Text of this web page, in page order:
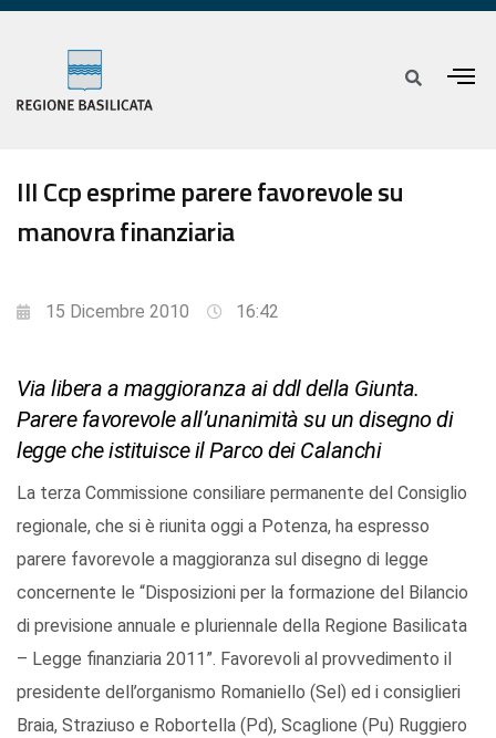
III Ccp esprime parere favorevole su
manovra finanziaria
15 Dicembre 2010 16:42
Via libera a maggioranza ai ddl della Giunta.
Parere favorevole all’unanimità su un disegno di
legge che istituisce il Parco dei Calanchi
La terza Commissione consiliare permanente del Consiglio
regionale, che si è riunita oggi a Potenza, ha espresso
parere favorevole a maggioranza sul disegno di legge
concernente le “Disposizioni per la formazione del Bilancio
di previsione annuale e pluriennale della Regione Basilicata
– Legge finanziaria 2011”. Favorevoli al provvedimento il
presidente dell’organismo Romaniello (Sel) ed i consiglieri
Braia, Straziuso e Robortella (Pd), Scaglione (Pu) Ruggiero